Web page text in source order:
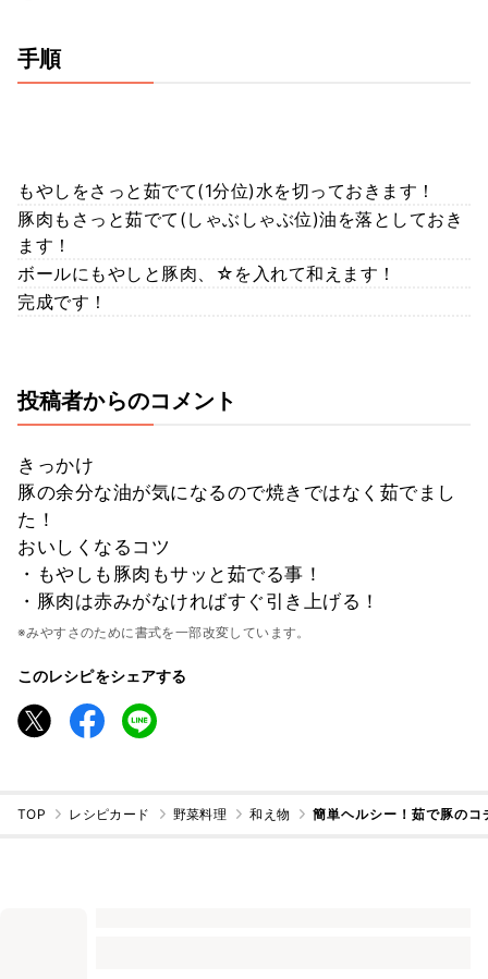
手順
もやしをさっと茹でて(1分位)水を切っておきます！
豚肉もさっと茹でて(しゃぶしゃぶ位)油を落としておき
ます！
ボールにもやしと豚肉、☆を入れて和えます！
完成です！
投稿者からのコメント
きっかけ
豚の余分な油が気になるので焼きではなく茹でまし
た！
おいしくなるコツ
・もやしも豚肉もサッと茹でる事！
・豚肉は赤みがなければすぐ引き上げる！
※みやすさのために書式を一部改変しています。
このレシピをシェアする
TOP レシピカード 野菜料理 和え物 簡単ヘルシー！茹で豚の